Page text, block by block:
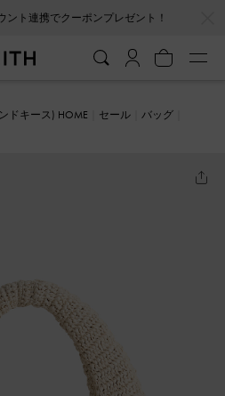
ント連携でクーポンプレゼント！
ドキース) HOME セール
バッグ